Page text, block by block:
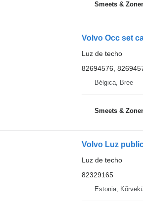
Smeets &
Luz de techo
82694576,
Bélgica, Bree
Smeets &
Volvo Luz
Luz de techo
82329165
Estonia,